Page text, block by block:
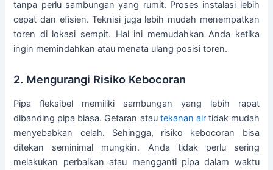
tanpa perlu sambungan yang rumit. Proses instalasi lebih
cepat dan efisien. Teknisi juga lebih mudah menempatkan
toren di lokasi sempit. Hal ini memudahkan Anda ketika
ingin memindahkan atau menata ulang posisi toren.
2. Mengurangi Risiko Kebocoran
Pipa fleksibel memiliki sambungan yang lebih rapat
dibanding pipa biasa. Getaran atau tekanan airtidak mudah
menyebabkan celah. Sehingga, risiko kebocoran bisa
ditekan seminimal mungkin. Anda tidak perlu sering
melakukan perbaikan atau mengganti pipa dalam waktu